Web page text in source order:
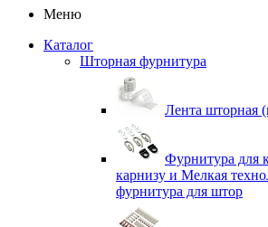
Меню
Каталог
Шторная фурнитура
Лента шторная
Фурнитура для
карнизу и Мелкая
фурнитура для штор